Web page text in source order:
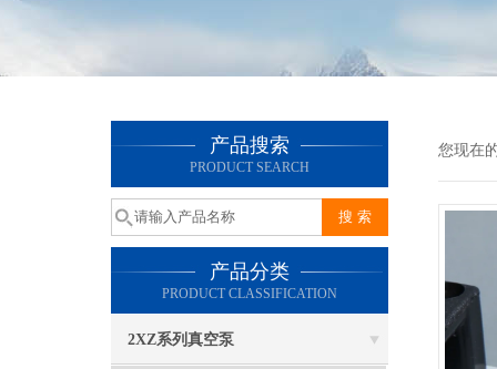
产品搜索
PRODUCT SEARCH
产品分类
PRODUCT CLASSIFICATION
2XZ系列真空泵
您现在